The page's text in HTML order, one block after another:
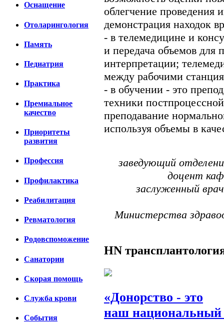
Оснащение
Отоларингология
Память
Педиатрия
Практика
Премиальное
качество
Приоритеты
развития
Профессия
Профилактика
Реабилитация
Ревматология
Родовспоможение
Санатории
Скорая помощь
Cлужба крови
События
облегчение проведения
демонстрация находок
- в телемедицине и
и передача объемов для
интерпретации;
между рабочими
- в обучении - это
техники
преподавание
используя объемы в
заведующий
доцент
заслуженный
Министерства
HN
«Донорство - это
наш национальный